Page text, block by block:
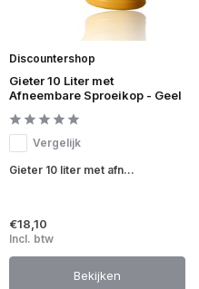
Discountershop
Gieter 10 Liter met
Afneembare Sproeikop - Geel
Vergelijk
Gieter 10 liter met afn...
€18,10
Incl. btw
Bekijken